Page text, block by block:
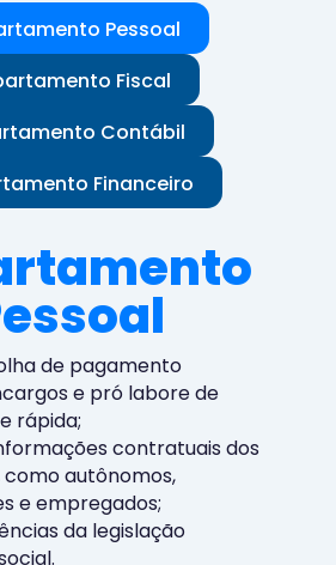
Pessoal
Fiscal
Contábil
Financeiro
de pagamento
e pró labore de
rápida;
contratuais dos
autônomos,
e empregados;
da legislação